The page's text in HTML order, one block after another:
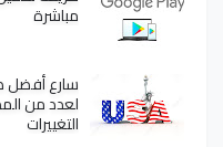
مباشرة
سارع أفضل
لعدد من
التغييرات